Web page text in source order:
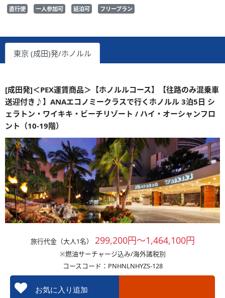
直行便 一人参加可 延泊可 フリープラン
東京 (成田)発/ホノルル
[成田発]＜PEX運賃商品＞【ホノルルコース】【往路のみ混乗車
送迎付き♪】ANAエコノミークラスで行くホノルル 3泊5日 シ
ェラトン・ワイキキ・ビーチリゾート / ハイ・オーシャンフロ
ント（10-19階）
旅行代金（大人1名） 299,200円～1,464,100円
※燃油サーチャージ込み/海外諸税別
コースコード：PNHNLNHYZS-128
お気に入り追加